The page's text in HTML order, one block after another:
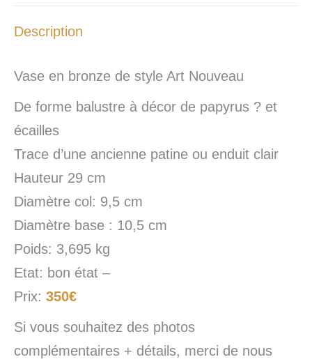
Description
Vase en bronze de style Art Nouveau
De forme balustre à décor de papyrus ? et
écailles
Trace d’une ancienne patine ou enduit clair
Hauteur 29 cm
Diamètre col: 9,5 cm
Diamètre base : 10,5 cm
Poids: 3,695 kg
Etat: bon état –
Prix: 350€
Si vous souhaitez des photos
complémentaires + détails, merci de nous